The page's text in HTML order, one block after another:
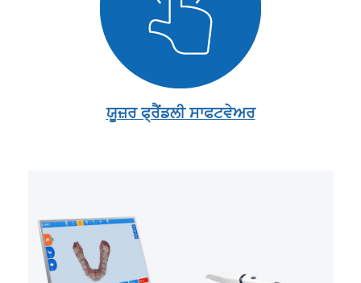
ਯੂਜ਼ਰ ਫ੍ਰੈਂਡਲੀ ਸਾਫਟਵੇਅਰ